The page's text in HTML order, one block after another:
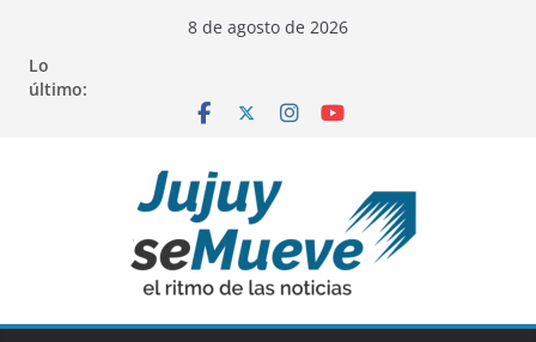
contenido
8 de agosto de 2026
Lo
último: